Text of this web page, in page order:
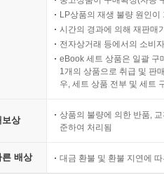
LP상품의 재생 불량 원인
시간의 경과에 의해 재판매
전자상거래 등에서의 소비
eBook 세트 상품은 일괄 구
1개의 상품으로 취급 및 판
우, 세트 상품 전부 및 세트
보상
상품의 불량에 의한 반품,
준하여 처리됨
배상 대금 환불 및 환불 지연에